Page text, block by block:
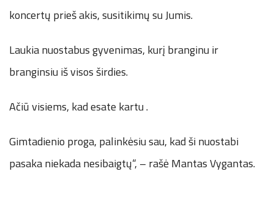
koncertų prieš akis, susitikimų su Jumis.
Laukia nuostabus gyvenimas, kurį branginu ir
branginsiu iš visos širdies.
Ačiū visiems, kad esate kartu .
Gimtadienio proga, palinkėsiu sau, kad ši nuostabi
pasaka niekada nesibaigtų“, – rašė Mantas Vygantas.